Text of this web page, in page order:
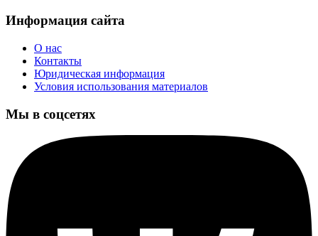
Информация сайта
О нас
Контакты
Юридическая информация
Условия использования материалов
Мы в соцсетях